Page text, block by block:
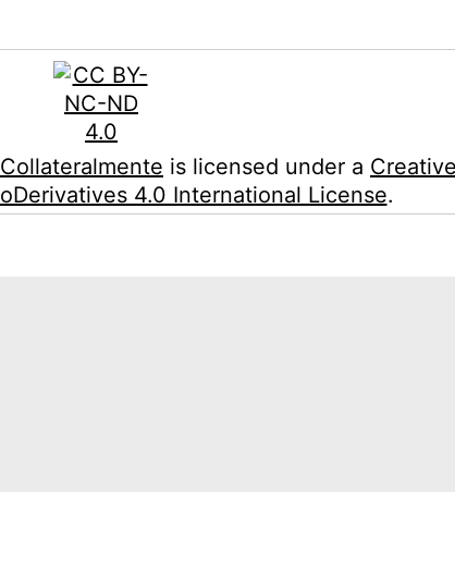
Collateralmente is licensed under a
4.0 International License.